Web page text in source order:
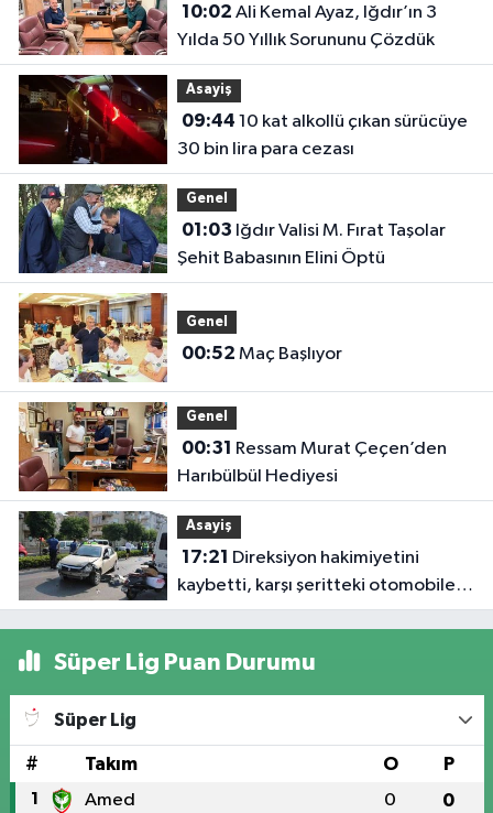
10:02
Yılda 50 Yıllık Sorununu Çözdük
Asayiş
09:44
30 bin lira para cezası
Genel
01:03
Şehit Babasının Elini Öptü
Genel
00:52 Maç Başlıyor
Genel
00:31
Harıbülbül Hediyesi
Asayiş
17:21
kaybetti, karşı şeritteki otomobile
çarptı
Süper Lig Puan Durumu
Süper Lig
# Takım O P
1 Amed 0 0